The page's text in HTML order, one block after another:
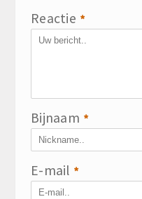
Reactie *
Bijnaam *
E-mail *